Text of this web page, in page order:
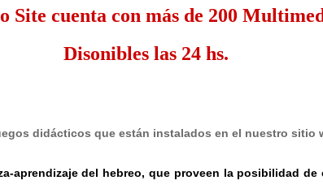
Site cuenta con más de 200
Disonibles las 24 hs.
didácticos que están instalados en el nuestro sitio
aprendizaje del hebreo, que proveen la posibilidad